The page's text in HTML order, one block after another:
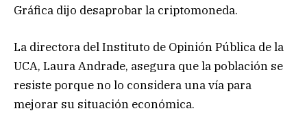
Gráfica dijo desaprobar la criptomoneda.
La directora del Instituto de Opinión Pública de la
UCA, Laura Andrade, asegura que la población se
resiste porque no lo considera una vía para
mejorar su situación económica.